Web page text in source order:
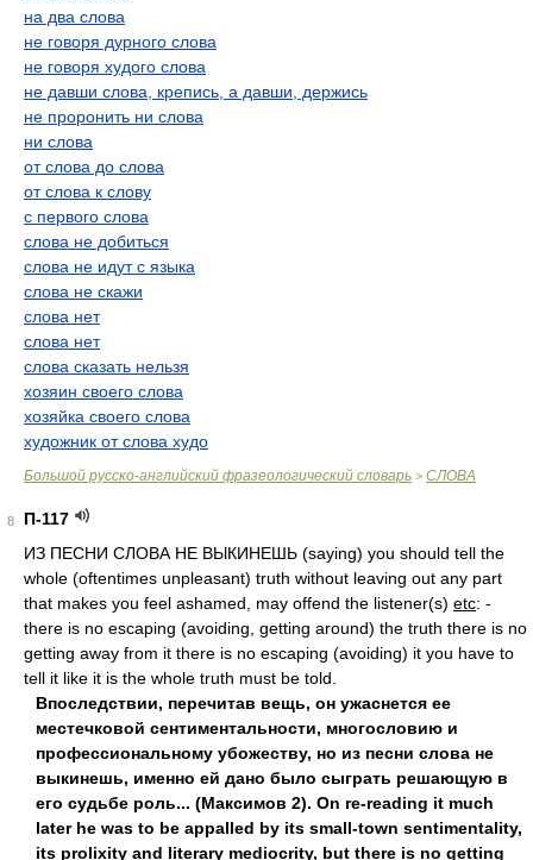
на два слова
не говоря дурного слова
не говоря худого слова
не давши слова, крепись, а давши, держись
не проронить ни слова
ни слова
от слова до слова
от слова к слову
с первого слова
слова не добиться
слова не идут с языка
слова не скажи
слова нет
слова нет
слова сказать нельзя
хозяин своего слова
хозяйка своего слова
художник от слова худо
Большой русско-английский фразеологический словарь > СЛОВА
8
П-117
ИЗ ПЕСНИ СЛОВА HE ВЫКИНЕШЬ (saying) you should tell the
whole (oftentimes unpleasant) truth without leaving out any part
that makes you feel ashamed, may offend the listener(s) etc: -
there is no escaping (avoiding, getting around) the truth there is no
getting away from it there is no escaping (avoiding) it you have to
tell it like it is the whole truth must be told.
Впоследствии, перечитав вещь, он ужаснется ее
местечковой сентиментальности, многословию и
профессиональному убожеству, но из песни слова не
выкинешь, именно ей дано было сыграть решающую в
его судьбе роль... (Максимов 2). On re-reading it much
later he was to be appalled by its small-town sentimentality,
its prolixity and literary mediocrity, but there is no getting